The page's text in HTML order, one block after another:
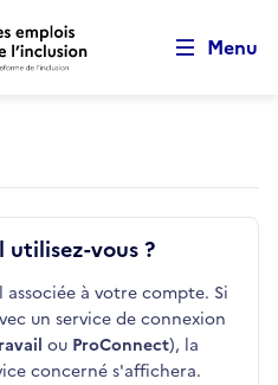
contenu principal
Menu
utilisez-vous ?
associée à votre compte. Si
un service de connexion
ou ProConnect), la
concerné s'affichera.